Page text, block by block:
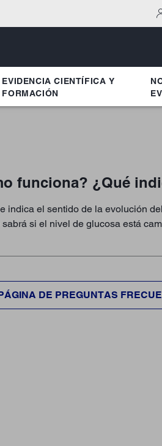
EVIDENCIA CIENTÍFICA Y
FORMACIÓN
funciona? ¿Qué
indica el sentido de la evolución
si el nivel de glucosa está
DE PREGUNTAS